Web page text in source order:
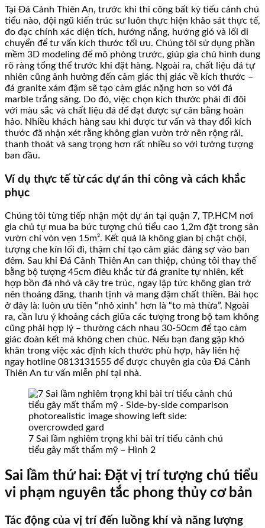
Tại Đá Cảnh Thiên An, trước khi thi công bất kỳ tiểu cảnh chú
tiểu nào, đội ngũ kiến trúc sư luôn thực hiện khảo sát thực tế,
đo đạc chính xác diện tích, hướng nắng, hướng gió và lối di
chuyển để tư vấn kích thước tối ưu. Chúng tôi sử dụng phần
mềm 3D modeling để mô phỏng trước, giúp gia chủ hình dung
rõ ràng tổng thể trước khi đặt hàng. Ngoài ra, chất liệu đá tự
nhiên cũng ảnh hưởng đến cảm giác thị giác về kích thước –
đá granite xám đậm sẽ tạo cảm giác nặng hơn so với đá
marble trắng sáng. Do đó, việc chọn kích thước phải đi đôi
với màu sắc và chất liệu đá để đạt được sự cân bằng hoàn
hảo. Nhiều khách hàng sau khi được tư vấn và thay đổi kích
thước đã nhận xét rằng không gian vườn trở nên rộng rãi,
thanh thoát và sang trọng hơn rất nhiều so với tưởng tượng
ban đầu.
Ví dụ thực tế từ các dự án thi công và cách khắc
phục
Chúng tôi từng tiếp nhận một dự án tại quận 7, TP.HCM nơi
gia chủ tự mua ba bức tượng chú tiểu cao 1,2m đặt trong sân
vườn chỉ vỏn vẹn 15m². Kết quả là không gian bị chật chội,
tượng che kín lối đi, thậm chí tạo cảm giác đáng sợ vào ban
đêm. Sau khi Đá Cảnh Thiên An can thiệp, chúng tôi thay thế
bằng bộ tượng 45cm điêu khắc từ đá granite tự nhiên, kết
hợp bồn đá nhỏ và cây tre trúc, ngay lập tức không gian trở
nên thoáng đãng, thanh tịnh và mang đậm chất thiền. Bài học
ở đây là: luôn ưu tiên “nhỏ xinh” hơn là “to mà thừa”. Ngoài
ra, cần lưu ý khoảng cách giữa các tượng trong bộ tam không
cũng phải hợp lý – thường cách nhau 30-50cm để tạo cảm
giác đoàn kết mà không chen chúc. Nếu bạn đang gặp khó
khăn trong việc xác định kích thước phù hợp, hãy liên hệ
ngay hotline 0813131555 để được chuyên gia của Đá Cảnh
Thiên An tư vấn miễn phí tại nhà.
7 Sai lầm nghiêm trọng khi bài trí tiểu cảnh chú
tiểu gây mất thẩm mỹ – Hình 2
Sai lầm thứ hai: Đặt vị trí tượng chú tiểu
vi phạm nguyên tắc phong thủy cơ bản
Tác động của vị trí đến luồng khí và năng lượng